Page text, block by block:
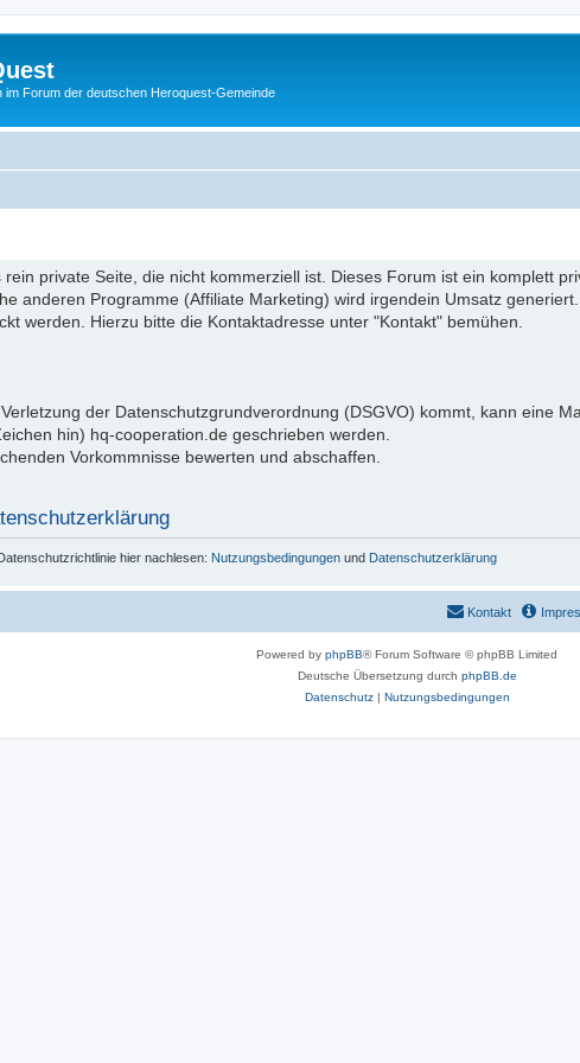
im Forum der deutschen Heroquest-Gemeinde
private Seite, die nicht kommerziell ist. Dieses Forum ist ein komplett
anderen Programme (Affiliate Marketing) wird irgendein Umsatz
werden. Hierzu bitte die Kontaktadresse unter "Kontakt" bemühen.
der Datenschutzgrundverordnung (DSGVO) kommt, kann eine
hin) hq-cooperation.de geschrieben werden.
Vorkommnisse bewerten und abschaffen.
hier nachlesen: Nutzungsbedingungen und Datenschutzerklärung
Kontakt
Powered by phpBB® Forum Software © phpBB Limited
Deutsche Übersetzung durch phpBB.de
Datenschutz| Nutzungsbedingungen